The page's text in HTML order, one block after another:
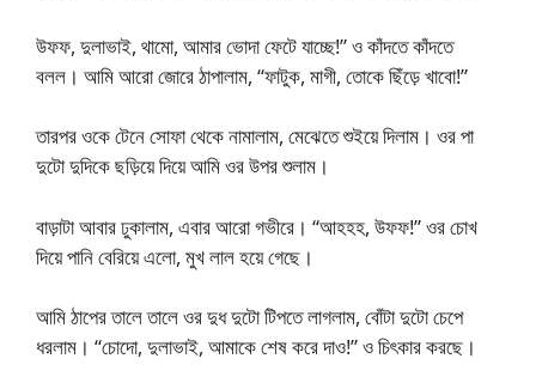
উফফ, দুলাভাই, থামো, আমার ভোদা ফেটে যাচ্ছে!” ও কাঁদতে কাঁদতে
বলল। আমি আরো জোরে ঠাপালাম, “ফাটুক, মাগী, তোকে ছিঁড়ে খাবো!”
তারপর ওকে টেনে সোফা থেকে নামালাম, মেঝেতে শুইয়ে দিলাম। ওর পা
দুটো দুদিকে ছড়িয়ে দিয়ে আমি ওর উপর শুলাম।
বাড়াটা আবার ঢুকালাম, এবার আরো গভীরে। “আহহহ, উফফ!” ওর চোখ
দিয়ে পানি বেরিয়ে এলো, মুখ লাল হয়ে গেছে।
আমি ঠাপের তালে তালে ওর দুধ দুটো টিপতে লাগলাম, বোঁটা দুটো চেপে
ধরলাম। “চোদো, দুলাভাই, আমাকে শেষ করে দাও!” ও চিৎকার করছে।